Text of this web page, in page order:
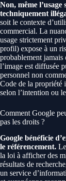
Non, même
techniquement
soit le contexte
commercial. La
usage strictement
profil) expose à un
probablement jamais
l’image est diffusée
personnel non
Code de la propriété
selon l’intention ou
Comment Google
pas les droits ?
Google bénéficie
le référencement.
la loi à afficher des
résultats de
un service